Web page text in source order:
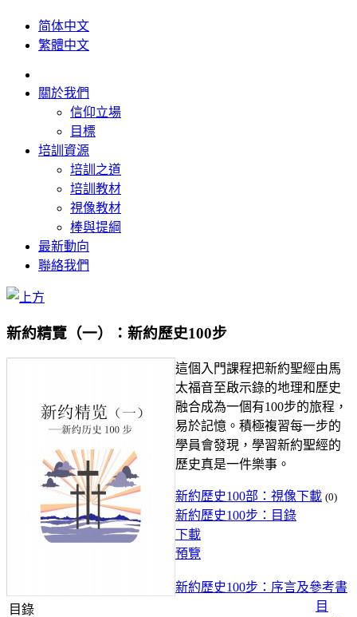
简体中文
繁體中文
關於我們
信仰立場
目標
培訓資源
培訓之道
培訓教材
視像教材
棒與提綱
最新動向
聯絡我們
新約精覽（一）：新約歷史100步
這個入門課程把新約聖經由馬
太福音至啟示錄的地理和歷史
融合成為一個有100步的旅程，
易於記憶。積極複習每一步的
學員會發現，學習新約聖經的
歷史真是一件樂事。
目錄
新約歷史100部：視像下載 (0)
新約歷史100步：目錄
下載
預覽
新約歷史100步：序言及參考書
目